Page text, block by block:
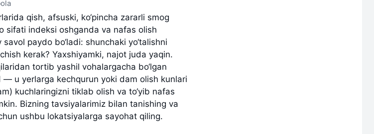
qish, afsuski, ko‘pincha zararli smog
sifati indeksi oshganda va nafas olish
paydo bo‘ladi: shunchaki yo‘talishni
kerak? Yaxshiyamki, najot juda yaqin.
tortib yashil vohalargacha bo‘lgan
— u yerlarga kechqurun yoki dam olish kunlari
kuchlaringizni tiklab olish va to‘yib nafas
Bizning tavsiyalarimiz bilan tanishing va
ushbu lokatsiyalarga sayohat qiling.